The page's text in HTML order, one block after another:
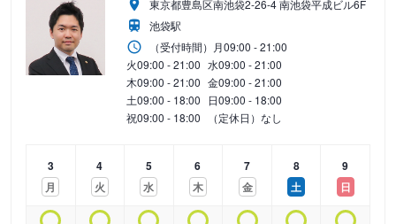
東京都豊島区南池袋2-26-4 南池袋平成ビル6F
池袋駅
（受付時間） 月09:00 - 21:00
火09:00 - 21:00 水09:00 - 21:00
木09:00 - 21:00 金09:00 - 21:00
土09:00 - 18:00 日09:00 - 18:00
祝09:00 - 18:00 （定休日）なし
3
月
4
火
5
水
6
木
7
金
8
土
9
日